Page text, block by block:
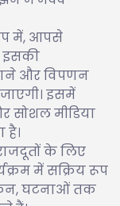
में, आपसे
और विपणन
इसमें
सोशल मीडिया
है।
के लिए
में सक्रिय रूप
घटनाओं तक